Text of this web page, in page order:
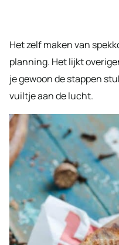
Het zelf maken van
planning. Het lijkt
je gewoon de stappen
vuiltje aan de lucht.